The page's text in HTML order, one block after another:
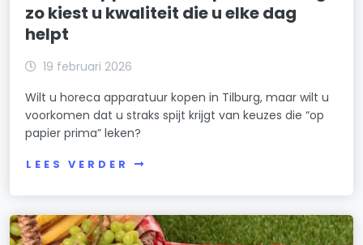
zo kiest u kwaliteit die u elke dag
helpt
19 februari 2026
Wilt u horeca apparatuur kopen in Tilburg, maar wilt u
voorkomen dat u straks spijt krijgt van keuzes die “op
papier prima” leken?
LEES VERDER